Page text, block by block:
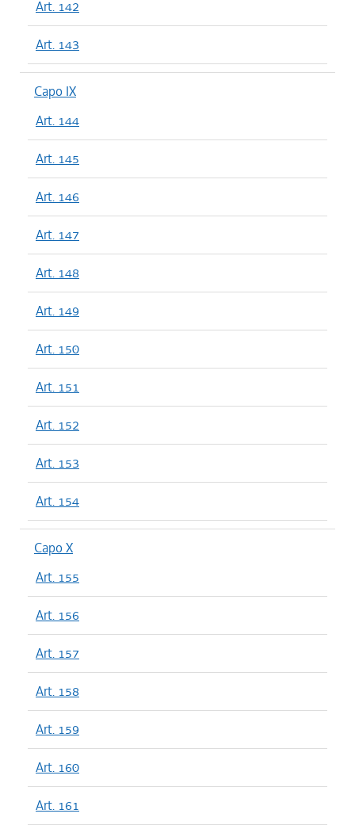
Art. 142
Art. 143
Capo IX
Art. 144
Art. 145
Art. 146
Art. 147
Art. 148
Art. 149
Art. 150
Art. 151
Art. 152
Art. 153
Art. 154
Capo X
Art. 155
Art. 156
Art. 157
Art. 158
Art. 159
Art. 160
Art. 161